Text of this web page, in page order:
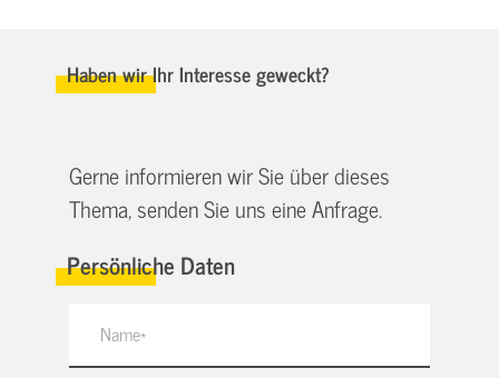
Haben wir Ihr Interesse geweckt?
Gerne informieren wir Sie über dieses
Thema, senden Sie uns eine Anfrage.
Persönliche Daten